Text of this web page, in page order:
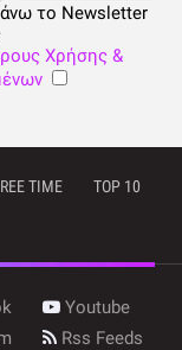
το Newsletter
Χρήσης &
TIME
TOP 10
Youtube
Rss Feeds